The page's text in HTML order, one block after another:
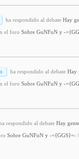
ha respondido al debate Hay
el foro Sobre GuNFuN y -
ha respondido al debate Hay
el foro Sobre GuNFuN y -
respondido al debate Hay
Sobre GuNFuN y -={GGS}=-